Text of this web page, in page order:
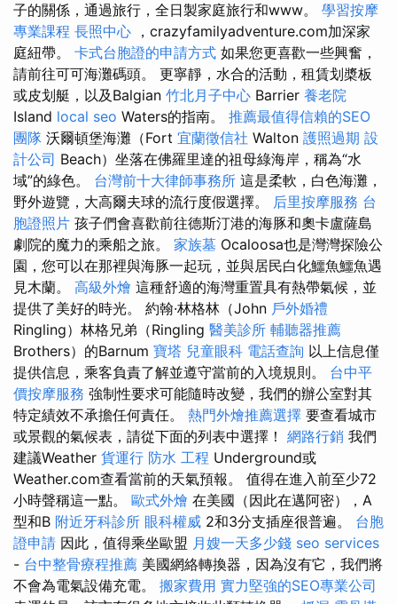
子的關係，通過旅行，全日製家庭旅行和www。 學習按摩
專業課程 長照中心 ，crazyfamilyadventure.com加深家
庭紐帶。 卡式台胞證的申請方式 如果您更喜歡一些興奮，
請前往可可海灘碼頭。 更寧靜，水合的活動，租賃划槳板
或皮划艇，以及Balgian 竹北月子中心 Barrier 養老院
Island local seo Waters的指南。 推薦最值得信賴的SEO
團隊 沃爾頓堡海灘（Fort 宜蘭徵信社 Walton 護照過期 設
計公司 Beach）坐落在佛羅里達的祖母綠海岸，稱為“水
域”的綠色。 台灣前十大律師事務所 這是柔軟，白色海灘，
野外遊覽，大高爾夫球的流行度假選擇。 后里按摩服務 台
胞證照片 孩子們會喜歡前往德斯汀港的海豚和奧卡盧薩島
劇院的魔力的乘船之旅。 家族墓 Ocaloosa也是灣灣探險公
園，您可以在那裡與海豚一起玩，並與居民白化鱷魚鱷魚遇
見木蘭。 高級外燴 這種舒適的海灣重置具有熱帶氣候，並
提供了美好的時光。 約翰·林格林（John 戶外婚禮
Ringling）林格兄弟（Ringling 醫美診所 輔聽器推薦
Brothers）的Barnum 寶塔 兒童眼科 電話查詢 以上信息僅
提供信息，乘客負責了解並遵守當前的入境規則。 台中平
價按摩服務 強制性要求可能隨時改變，我們的辦公室對其
特定績效不承擔任何責任。 熱門外燴推薦選擇 要查看城市
或景觀的氣候表，請從下面的列表中選擇！ 網路行銷 我們
建議Weather 貨運行 防水 工程 Underground或
Weather.com查看當前的天氣預報。 值得在進入前至少72
小時聲稱這一點。 歐式外燴 在美國（因此在邁阿密），A
型和B 附近牙科診所 眼科權威 2和3分支插座很普遍。 台胞
證申請 因此，值得乘坐歐盟 月嫂一天多少錢 seo services
- 台中整骨療程推薦 美國網絡轉換器，因為沒有它，我們將
不會為電氣設備充電。 搬家費用 實力堅強的SEO專業公司